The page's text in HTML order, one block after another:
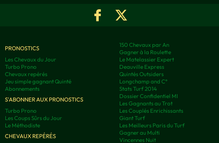
PRONOSTICS
Les Chevaux du Jour
Turbo Prono
Chevaux repérés
Jeu simple gagnant Quinté
Abonnements
S'ABONNER AUX PRONOSTICS
Turbo Prono
Les Coups Sûrs du Jour
Le Méthodiste
CHEVAUX REPÉRÉS
150 Chevaux par An
Gagner à la Roulette
Le Matelassier Expert
Deauville Express
Quintés Outsiders
Longchamp and C°
Stats Turf 2014
Dossier Confidentiel MI
Les Gagnants au Trot
Les Couplés Enrichissants
Giant Turf
Les Meilleurs Paris du Turf
Gagner au Multi
Vincennes Nuit